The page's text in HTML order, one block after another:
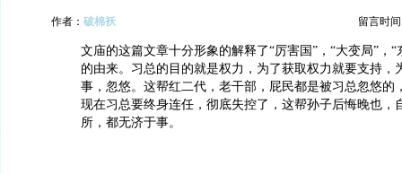
作者： 破棉袄 留言时间
文庙的这篇文章十分形象的解释了“厉害国”，“大变局”，“
的由来。习总的目的就是权力，为了获取权力就要支持，
事，忽悠。这帮红二代，老干部，屁民都是被习总忽悠的
现在习总要终身连任，彻底失控了，这帮孙子后悔晚也，
所，都无济于事。